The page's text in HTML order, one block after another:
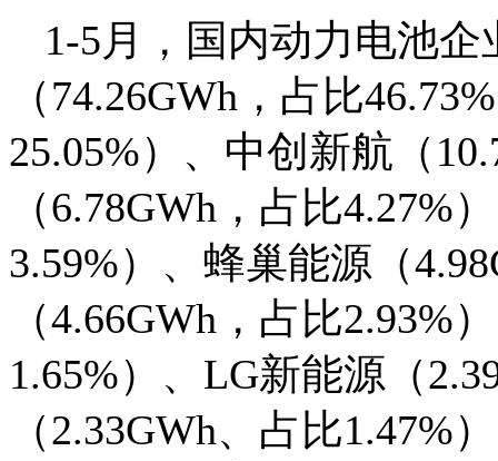
1-5月，国内动力电池
（74.26GWh，占比
25.05%）、中创新航（
（6.78GWh，占比4.27%
3.59%）、蜂巢能源（
（4.66GWh，占比2.93%
1.65%）、LG新能源（
（2.33GWh、占比1.47%